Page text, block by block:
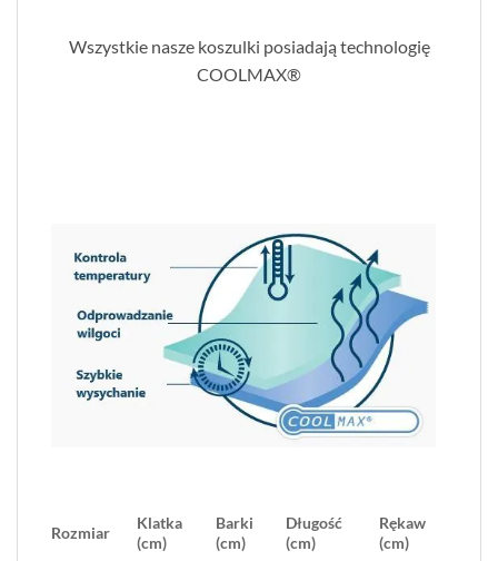
Wszystkie nasze koszulki posiadają technologię
COOLMAX®
Rozmiar
Klatka
(cm)
Barki
(cm)
Długość
(cm)
Rękaw
(cm)